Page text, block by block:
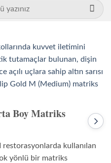
Boy Matriks
Clip
restorasyonlarda kullanılan
yönlü bir matriks